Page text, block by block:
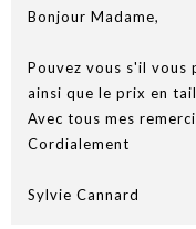
Bonjour Madame,
Pouvez vous s'il
ainsi que le prix en
Avec tous mes
Cordialement
Sylvie Cannard